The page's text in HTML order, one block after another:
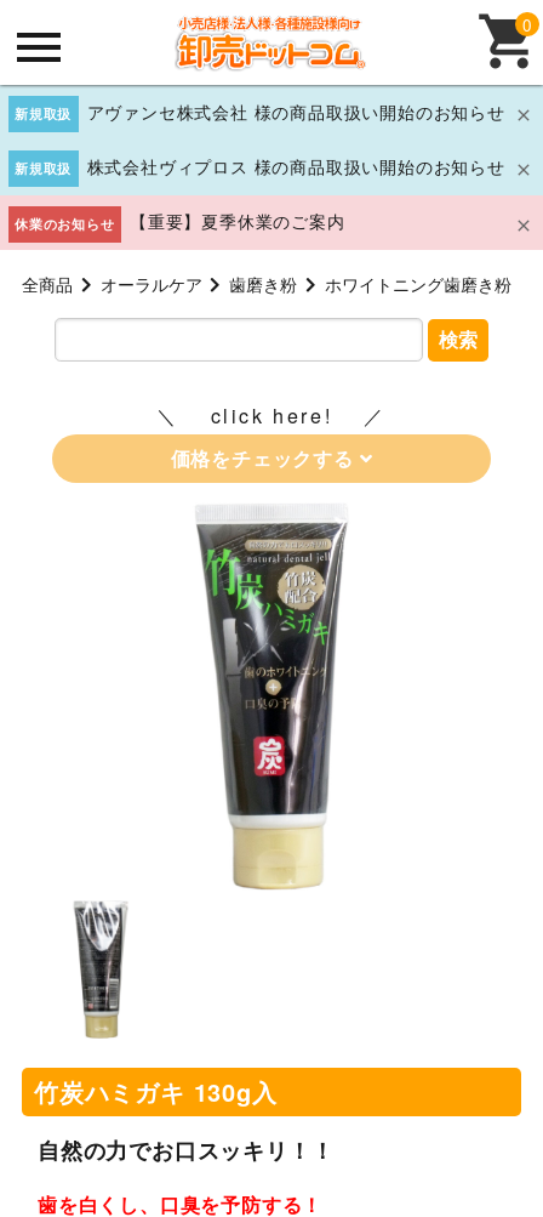
新規取扱 アヴァンセ株式会社 様の商品取扱い開始のお知らせ
新規取扱 株式会社ヴィプロス 様の商品取扱い開始のお知らせ
休業のお知らせ 【重要】夏季休業のご案内
0
全商品 オーラルケア 歯磨き粉 ホワイトニング歯磨き粉
検索
click here!
価格をチェックする
竹炭ハミガキ 130g入
自然の力でお口スッキリ！！
歯を白くし、口臭を予防する！